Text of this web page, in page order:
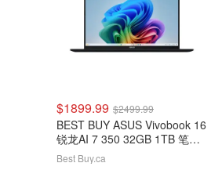
$1899.99 $2499.99
BEST BUY ASUS Vivobook 16
锐龙AI 7 350 32GB 1TB 笔记
本
Best Buy.ca